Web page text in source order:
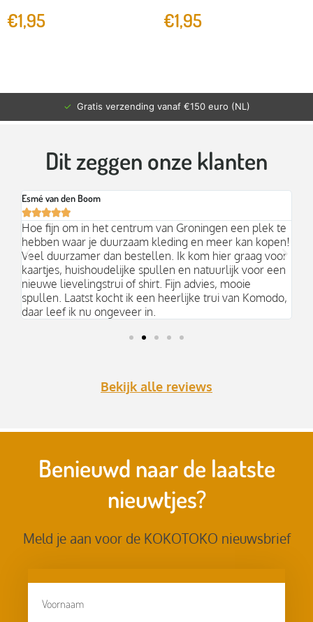
€1,95 €1,95
✓ Gratis verzending vanaf €150 euro (NL)
Dit zeggen onze klanten
Esmé van den Boom

Hoe fijn om in het centrum van Groningen een plek te
hebben waar je duurzaam kleding en meer kan kopen!
Veel duurzamer dan bestellen. Ik kom hier graag voor
kaartjes, huishoudelijke spullen en natuurlijk voor een
nieuwe lievelingstrui of shirt. Fijn advies, mooie
spullen. Laatst kocht ik een heerlijke trui van Komodo,
daar leef ik nu ongeveer in.
Bekijk alle reviews
Benieuwd naar de laatste
nieuwtjes?
Meld je aan voor de KOKOTOKO nieuwsbrief